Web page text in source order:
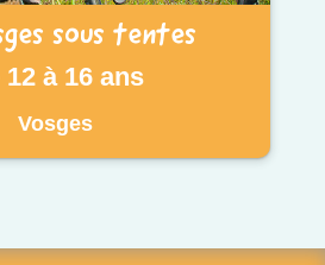
sous tentes
12 à 16 ans
Vosges